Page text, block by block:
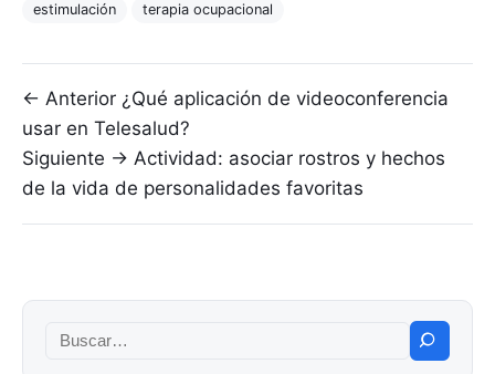
estimulación
terapia ocupacional
Navegación de entradas
← Anterior ¿Qué aplicación de videoconferencia
usar en Telesalud?
Siguiente → Actividad: asociar rostros y hechos
de la vida de personalidades favoritas
Buscar: